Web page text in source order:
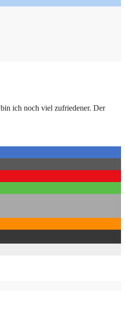
ich noch viel zufriedener. Der